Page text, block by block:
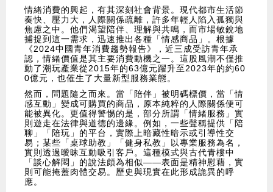
情緒消費的興起，有其深刻社會背景。現代都市生活節
奏快、壓力大，人際關係疏離，許多年輕人陷入孤獨與
焦慮之中。他們渴望陪伴、理解與共鳴，而市場敏銳地
捕捉到這一需求，迅速推出各種「情感商品」。根據
《2024中國青年消費趨勢報告》，近三成受訪青年承
認，情緒價值是其主要消費動機之一。這股風潮不僅推
動了潮玩產業從2015年的63億元躍升至2023年的約60
0億元，也催生了大量新型服務業態。
然而，問題隨之而來。當「陪伴」被明碼標價，當「情
感互動」變成可購買的商品，原本純粹的人際關係便可
能被異化。更值得警惕的是，部分所謂「情緒服務」實
則遊走在法律與道德的邊緣。例如，一些聲稱提供「陪
聊」「陪玩」的平台，實際上暗藏性暗示或引導性交
易；某些「桌球助教」「健身私教」以專業服務為名，
實則透過曖昧互動吸引客戶。這種模式與古代青樓中
「談心解悶」的說法頗為相似——表面是精神慰藉，實
則可能掩蓋肉體交易。歷史與現實在此形成詭異的呼
應。